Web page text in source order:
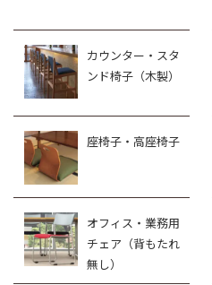
カウンター・スタ
ンド椅子（木製）
座椅子・高座椅子
オフィス・業務用
チェア（背もたれ
無し）